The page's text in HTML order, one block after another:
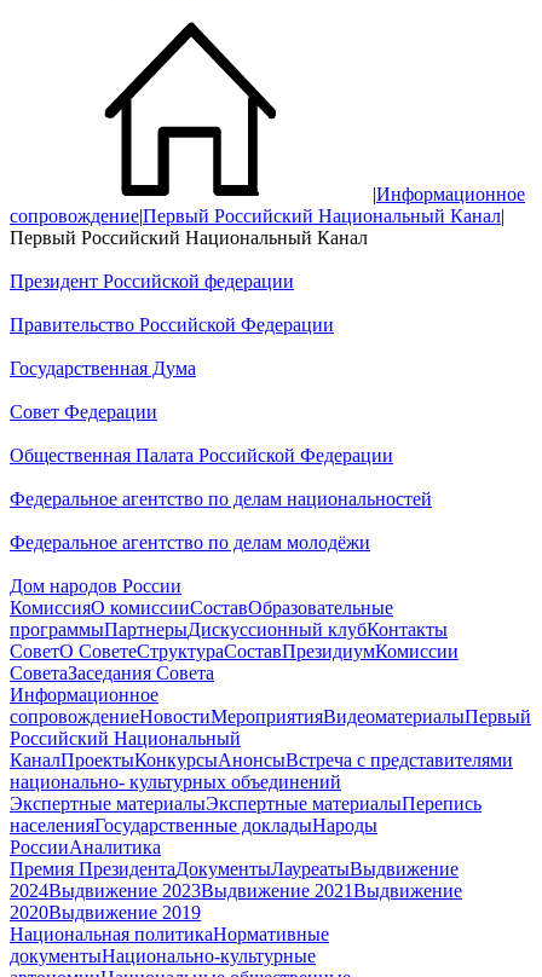
|Информационное
сопровождение|Первый Российский Национальный Канал|
Первый Российский Национальный Канал
Президент Российской федерации
Правительство Российской Федерации
Государственная Дума
Совет Федерации
Общественная Палата Российской Федерации
Федеральное агентство по делам национальностей
Федеральное агентство по делам молодёжи
Дом народов России
КомиссияО комиссииСоставОбразовательные
программыПартнерыДискуссионный клубКонтакты
СоветО СоветеСтруктураСоставПрезидиумКомиссии
СоветаЗаседания Совета
Информационное
сопровождениеНовостиМероприятияВидеоматериалыПервый
Российский Национальный
КаналПроектыКонкурсыАнонсыВстреча с представителями
национально- культурных объединений
Экспертные материалыЭкспертные материалыПерепись
населенияГосударственные докладыНароды
РоссииАналитика
Премия ПрезидентаДокументыЛауреатыВыдвижение
2024Выдвижение 2023Выдвижение 2021Выдвижение
2020Выдвижение 2019
Национальная политикаНормативные
документыНационально-культурные